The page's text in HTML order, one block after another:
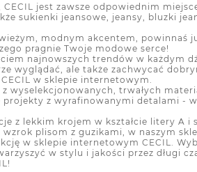
jest zawsze odpowiednim
sukienki jeansowe, jeansy, bluzki
modnym akcentem, powinnaś
pragnie Twoje modowe serce!
najnowszych trendów w każdym
wyglądać, ale także zachwycać
w sklepie internetowym.
wyselekcjonowanych, trwałych
z wyrafinowanymi detalami -
z lekkim krojem w kształcie litery A
plisom z guzikami, w naszym
w sklepie internetowym CECIL.
w stylu i jakości przez długi